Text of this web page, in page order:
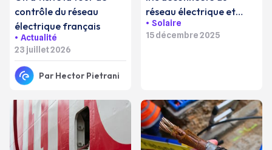
contrôle du réseau
électrique français
Actualité
23 juillet 2026
Par Hector Pietrani
réseau électrique et
d'eau potable
Solaire
15 décembre 2025